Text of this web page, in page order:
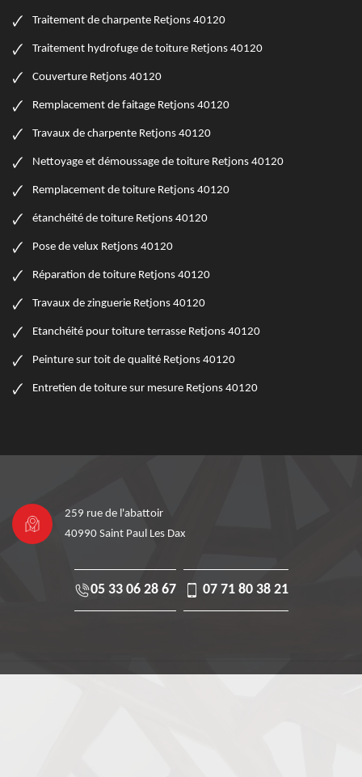
Traitement de charpente Retjons 40120
Traitement hydrofuge de toiture Retjons 40120
Couverture Retjons 40120
Remplacement de faitage Retjons 40120
Travaux de charpente Retjons 40120
Nettoyage et démoussage de toiture Retjons 40120
Remplacement de toiture Retjons 40120
étanchéité de toiture Retjons 40120
Pose de velux Retjons 40120
Réparation de toiture Retjons 40120
Travaux de zinguerie Retjons 40120
Etanchéité pour toiture terrasse Retjons 40120
Peinture sur toit de qualité Retjons 40120
Entretien de toiture sur mesure Retjons 40120
259 rue de l'abattoir
40990 Saint Paul Les Dax
05 33 06 28 67 07 71 80 38 21